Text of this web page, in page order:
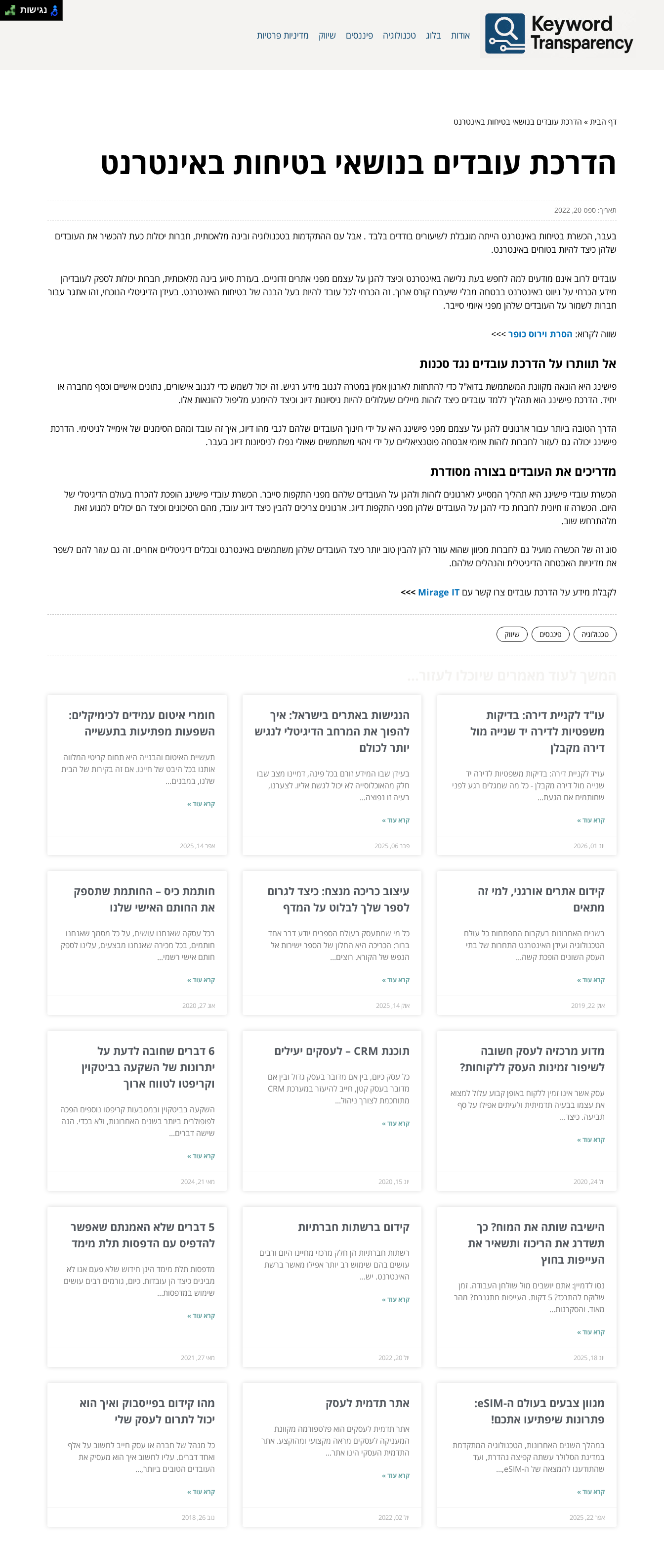
אודות בלוג טכנולוגיה פיננסים שיווק מדיניות פרטיות
דף הבית» הדרכת עובדים בנושאי בטיחות באינטרנט
הדרכת עובדים בנושאי בטיחות באינטרנט
תאריך: ספט 20, 2022
בעבר, הכשרת בטיחות באינטרנט הייתה מוגבלת לשיעורים בודדים בלבד . אבל עם ההתקדמות בטכנולוגיה ובינה מלאכותית, חברות יכולות כעת להכשיר את העובדים
שלהן כיצד להיות בטוחים באינטרנט.
עובדים לרוב אינם מודעים למה לחפש בעת גלישה באינטרנט וכיצד להגן על עצמם מפני אתרים זדוניים. בעזרת סיוע בינה מלאכותית, חברות יכולות לספק לעובדיהן
מידע הכרחי על ניווט באינטרנט בבטחה מבלי שיעברו קורס ארוך. זה הכרחי לכל עובד להיות בעל הבנה של בטיחות האינטרנט. בעידן הדיגיטלי הנוכחי, זהו אתגר עבור
חברות לשמור על העובדים שלהן מפני איומי סייבר.
שווה לקרוא: הסרת וירוס כופר >>>
אל תוותרו על הדרכת עובדים נגד סכנות
פישינג היא הונאה מקוונת המשתמשת בדוא"ל כדי להתחזות לארגון אמין במטרה לגנוב מידע רגיש. זה יכול לשמש כדי לגנוב אישורים, נתונים אישיים וכסף מחברה או
יחיד. הדרכת פישינג הוא תהליך ללמד עובדים כיצד לזהות מיילים שעלולים להיות ניסיונות דיוג וכיצד להימנע מליפול להונאות אלו.
הדרך הטובה ביותר עבור ארגונים להגן על עצמם מפני פישינג היא על ידי חינוך העובדים שלהם לגבי מהו דיוג, איך זה עובד ומהם הסימנים של אימייל לגיטימי. הדרכת
פישינג יכולה גם לעזור לחברות לזהות איומי אבטחה פוטנציאליים על ידי זיהוי משתמשים שאולי נפלו לניסיונות דיוג בעבר.
מדריכים את העובדים בצורה מסודרת
הכשרת עובדי פישינג היא תהליך המסייע לארגונים לזהות ולהגן על העובדים שלהם מפני התקפות סייבר. הכשרת עובדי פישינג הופכת להכרח בעולם הדיגיטלי של
היום. הכשרה זו חיונית לחברות כדי להגן על העובדים שלהן מפני התקפות דיוג. ארגונים צריכים להבין כיצד דיוג עובד, מהם הסיכונים וכיצד הם יכולים למנוע זאת
מלהתרחש שוב.
סוג זה של הכשרה מועיל גם לחברות מכיוון שהוא עוזר להן להבין טוב יותר כיצד העובדים שלהן משתמשים באינטרנט ובכלים דיגיטליים אחרים. זה גם עוזר להם לשפר
את מדיניות האבטחה הדיגיטלית והנהלים שלהם.
לקבלת מידע על הדרכת עובדים צרו קשר עם Mirage IT
>>>
טכנולוגיה פיננסים שיווק
עו"ד לקניית דירה: בדיקות
משפטיות לדירה יד שנייה מול
דירה מקבלן
עו״ד לקניית דירה: בדיקות משפטיות לדירה יד
שנייה מול דירה מקבלן - כל מה שמגלים רגע לפני
שחותמים אם הגעת...
קרא עוד »
יונ 01, 2026
הנגישות באתרים בישראל: איך
להפוך את המרחב הדיגיטלי לנגיש
יותר לכולם
בעידן שבו המידע זורם בכל פינה, דמיינו מצב שבו
חלק מהאוכלוסייה לא יכול לגשת אליו. לצערנו,
בעיה זו נפוצה...
קרא עוד »
פבר 06, 2025
חומרי איטום עמידים לכימיקלים:
השפעות מפתיעות בתעשייה
תעשיית האיטום והבנייה היא תחום קריטי המלווה
אותנו בכל היבט של חיינו. אם זה בקירות של הבית
שלנו, במבנים...
קרא עוד »
אפר 14, 2025
קידום אתרים אורגני, למי זה
מתאים
בשנים האחרונות בעקבות התפתחות כל עולם
הטכנולוגיה ועידן האינטרנט התחרות של בתי
העסק השונים הופכת קשה...
קרא עוד »
אוק 22, 2019
עיצוב כריכה מנצח: כיצד לגרום
לספר שלך לבלוט על המדף
כל מי שמתעסק בעולם הספרים יודע דבר אחד
ברור: הכריכה היא החלון של הספר ישירות אל
הנפש של הקורא. רוצים...
קרא עוד »
אוק 14, 2025
חותמת כיס – החותמת שתספק
את החותם האישי שלנו
בכל עסקה שאנחנו עושים, על כל מסמך שאנחנו
חותמים, בכל מכירה שאנחנו מבצעים, עלינו לספק
חותם אישי רשמי...
קרא עוד »
אוג 27, 2020
מדוע מרכזיה לעסק חשובה
לשיפור זמינות העסק ללקוחות?
עסק אשר אינו זמין ללקוח באופן קבוע עלול למצוא
את עצמו בבעיה תדמיתית ולעיתים אפילו על סף
תביעה. כיצד...
קרא עוד »
יול 24, 2020
תוכנת CRM – לעסקים יעילים
כל עסק כיום, בין אם מדובר בעסק גדול ובין אם
מדובר בעסק קטן, חייב להיעזר במערכת CRM
מתוחכמת לצורך ניהול...
קרא עוד »
יונ 15, 2020
6 דברים שחובה לדעת על
יתרונות של השקעה בביטקוין
וקריפטו לטווח ארוך
השקעה בביטקוין ובמטבעות קריפטו נוספים הפכה
לפופולרית ביותר בשנים האחרונות, ולא בכדי. הנה
שישה דברים...
קרא עוד »
מאי 21, 2024
הישיבה שותה את המוח? כך
תשדרג את הריכוז ותשאיר את
העייפות בחוץ
נסו לדמיין: אתם יושבים מול שולחן העבודה. זמן
שלוקח להתרכז? 5 דקות. העייפות מתגנבת? מהר
מאוד. והסקרנות...
קרא עוד »
יונ 18, 2025
קידום ברשתות חברתיות
רשתות חברתיות הן חלק מרכזי מחיינו היום ורבים
עושים בהם שימוש רב יותר אפילו מאשר ברשת
האינטרנט. יש...
קרא עוד »
יול 20, 2022
5 דברים שלא האמנתם שאפשר
להדפיס עם הדפסות תלת מימד
מדפסות תלת מימד הינן חידוש שלא פעם אנו לא
מבינים כיצד הן עובדות. כיום, גורמים רבים עושים
שימוש במדפסות...
קרא עוד »
מאי 27, 2021
מגוון צבעים בעולם ה-eSIM:
פתרונות שיפתיעו אתכם!
במהלך השנים האחרונות, הטכנולוגיה המתקדמת
במדינת הסלולר עשתה קפיצה נהדרת, ועד
שהתודענו להמצאה של ה-eSIM,...
קרא עוד »
אפר 22, 2025
אתר תדמית לעסק
אתר תדמית לעסקים הוא פלטפורמה מקוונת
המעניקה לעסקים מראה מקצועי ומהוקצע. אתר
התדמית העסקי הינו אתר...
קרא עוד »
יול 02, 2022
מהו קידום בפייסבוק ואיך הוא
יכול לתרום לעסק שלי
כל מנהל של חברה או עסק חייב לחשוב על אלף
ואחד דברים. עליו לחשוב איך הוא מעסיק את
העובדים הטובים ביותר,...
קרא עוד »
נוב 26, 2018
נגישות